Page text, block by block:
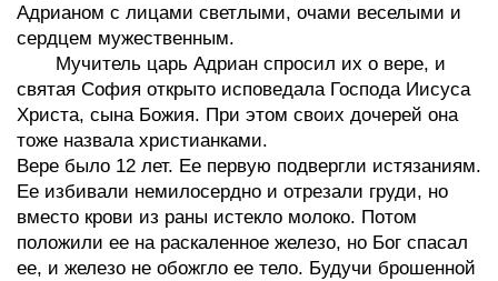
Адрианом с лицами светлыми, очами веселыми и
сердцем мужественным.
Мучитель царь Адриан спросил их о вере, и
святая София открыто исповедала Господа Иисуса
Христа, сына Божия. При этом своих дочерей она
тоже назвала христианками.
Вере было 12 лет. Ее первую подвергли истязаниям.
Ее избивали немилосердно и отрезали груди, но
вместо крови из раны истекло молоко. Потом
положили ее на раскаленное железо, но Бог спасал
ее, и железо не обожгло ее тело. Будучи брошенной